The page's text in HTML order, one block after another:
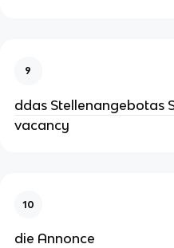
9
ddas Stellenangebotas
vacancy
10
die Annonce